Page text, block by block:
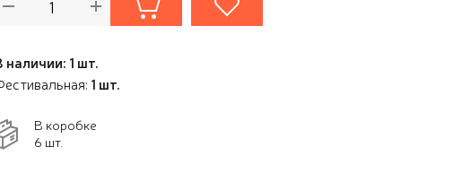
наличии: 1 шт.
1 шт.
В коробке
6 шт.